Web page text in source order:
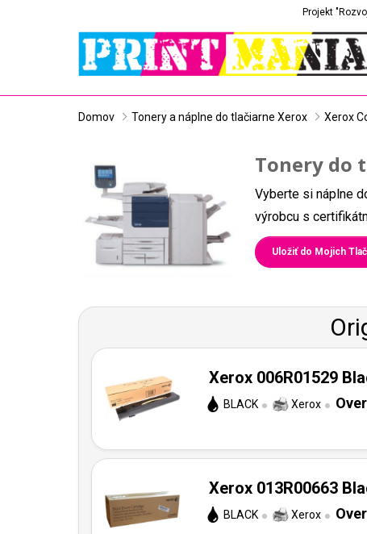
Projekt
Domov Tonery a náplne do tlačiarne Xerox Xerox
Tonery do
Vyberte si náplne
výrobcu s
Uložiť do Mojich
Xerox 006R01529
BLACK Xerox
Xerox 013R00663
BLACK Xerox